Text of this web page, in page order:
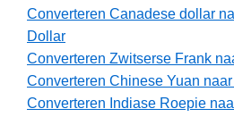
Converteren Canadese dollar
Dollar
Converteren Zwitserse Frank
Converteren Chinese Yuan
Converteren Indiase Roepie